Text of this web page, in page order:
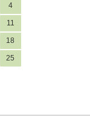
4
11
18
25